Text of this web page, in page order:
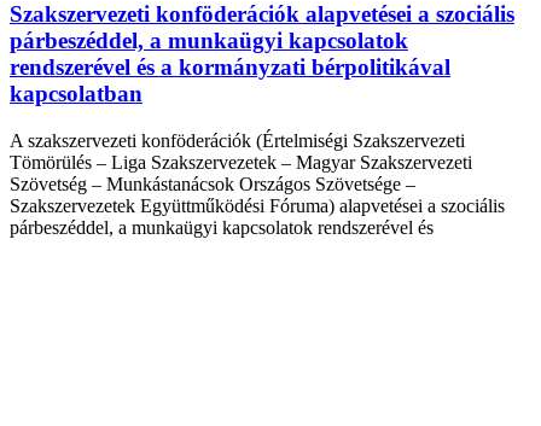
Szakszervezeti konföderációk alapvetései a szociális
párbeszéddel, a munkaügyi kapcsolatok
rendszerével és a kormányzati bérpolitikával
kapcsolatban
A szakszervezeti konföderációk (Értelmiségi Szakszervezeti
Tömörülés – Liga Szakszervezetek – Magyar Szakszervezeti
Szövetség – Munkástanácsok Országos Szövetsége –
Szakszervezetek Együttműködési Fóruma) alapvetései a szociális
párbeszéddel, a munkaügyi kapcsolatok rendszerével és